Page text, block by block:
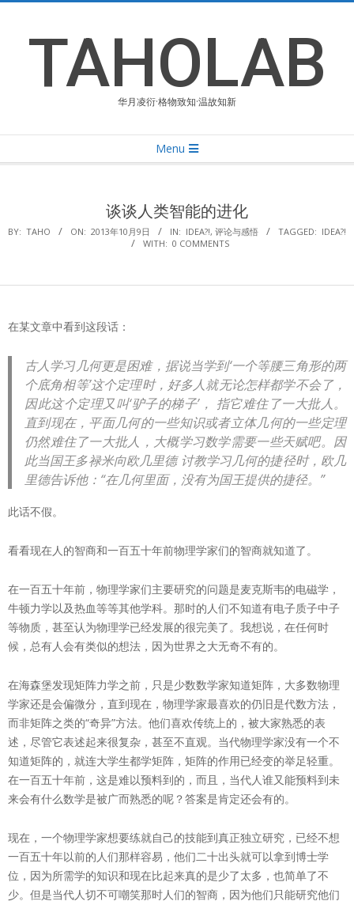
contentTAHOLAB
华月凌衍·格物致知·温故知新
Navigation
Menu
谈谈人类智能的进化
BY: TAHO ON: 2013年10月9日 IN: IDEA?!, 评论与感悟 TAGGED: IDEA?!
WITH: 0 COMMENTS
在某文章中看到这段话：
古人学习几何更是困难，据说当学到‘一个等腰三角形的两
个底角相等’这个定理时，好多人就无论怎样都学不会了，
因此这个定理又叫‘驴子的梯子’， 指它难住了一大批人。
直到现在，平面几何的一些知识或者立体几何的一些定理
仍然难住了一大批人，大概学习数学需要一些天赋吧。因
此当国王多禄米向欧几里德 讨教学习几何的捷径时，欧几
里德告诉他：“在几何里面，没有为国王提供的捷径。”
此话不假。
看看现在人的智商和一百五十年前物理学家们的智商就知道了。
在一百五十年前，物理学家们主要研究的问题是麦克斯韦的电磁学，
牛顿力学以及热血等等其他学科。那时的人们不知道有电子质子中子
等物质，甚至认为物理学已经发展的很完美了。我想说，在任何时
候，总有人会有类似的想法，因为世界之大无奇不有的。
在海森堡发现矩阵力学之前，只是少数数学家知道矩阵，大多数物理
学家还是会偏微分，直到现在，物理学家最喜欢的仍旧是代数方法，
而非矩阵之类的“奇异”方法。他们喜欢传统上的，被大家熟悉的表
述，尽管它表述起来很复杂，甚至不直观。当代物理学家没有一个不
知道矩阵的，就连大学生都学矩阵，矩阵的作用已经变的举足轻重。
在一百五十年前，这是难以预料到的，而且，当代人谁又能预料到未
来会有什么数学是被广而熟悉的呢？答案是肯定还会有的。
现在，一个物理学家想要练就自己的技能到真正独立研究，已经不想
一百五十年以前的人们那样容易，他们二十出头就可以拿到博士学
位，因为所需学的知识和现在比起来真的是少了太多，也简单了不
少。但是当代人切不可嘲笑那时人们的智商，因为他们只能研究他们